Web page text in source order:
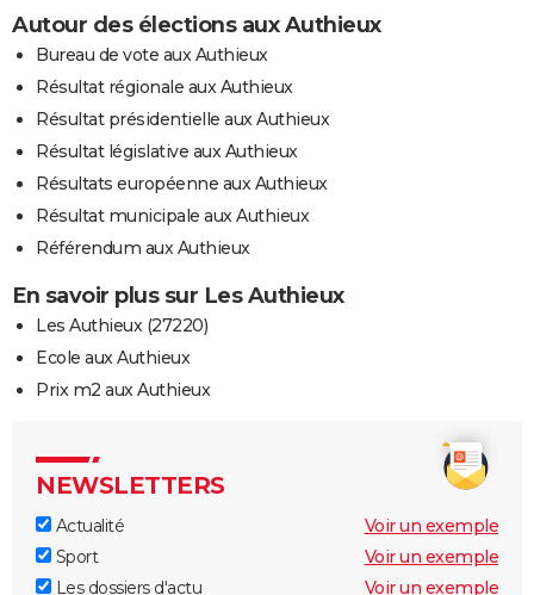
Autour des élections aux Authieux
Bureau de vote aux Authieux
Résultat régionale aux Authieux
Résultat présidentielle aux Authieux
Résultat législative aux Authieux
Résultats européenne aux Authieux
Résultat municipale aux Authieux
Référendum aux Authieux
En savoir plus sur Les Authieux
Les Authieux (27220)
Ecole aux Authieux
Prix m2 aux Authieux
NEWSLETTERS
Actualité
Voir un exemple
Sport
Voir un exemple
Les dossiers d'actu
Voir un exemple